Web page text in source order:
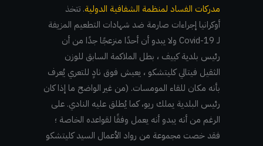
مدركات الفساد لمنظمة الشفافية الدولية. تتخذ
أوكرانيا إجراءات صارمة ضد شهادات التطعيم المزيفة
لـ Covid-19 ولا يبدو أن أحدًا منزعجًا جدًا من أن
رئيس بلدية كييف ، بطل الملاكمة السابق للوزن
الثقيل فيتالي كليتشكو ، يعيش فوق نادٍ للتعري يُعرف
بأنه مكان للقاء المومسات. (من غير الواضح ما إذا كان
رئيس البلدية يملك ريو، كما يُطلق عليه النادي. على
الرغم من أنه يبدو أنه يعمل وفقًا لقواعده الخاصة ؛
فقد خصت مجموعة من رواد الأعمال السيد كليتشكو